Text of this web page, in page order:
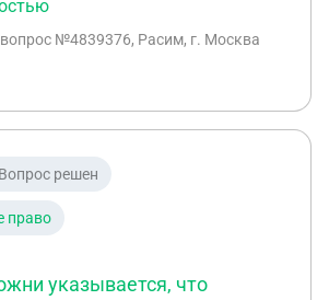
Ему сказали, что будет готов
интернете узнали, что можно
Можете помочь, чтобы сделали
успеть получить и сделать
вопрос №4839376, Расим, г. Москва
Вопрос решен
право
указывается, что